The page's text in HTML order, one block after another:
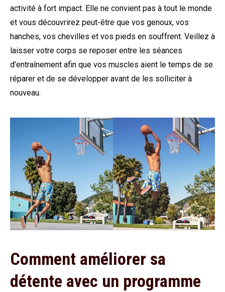
activité à fort impact. Elle ne convient pas à tout le monde
et vous découvrirez peut-être que vos genoux, vos
hanches, vos chevilles et vos pieds en souffrent. Veillez à
laisser votre corps se reposer entre les séances
d’entraînement afin que vos muscles aient le temps de se
réparer et de se développer avant de les solliciter à
nouveau.
Comment améliorer sa
détente avec un programme